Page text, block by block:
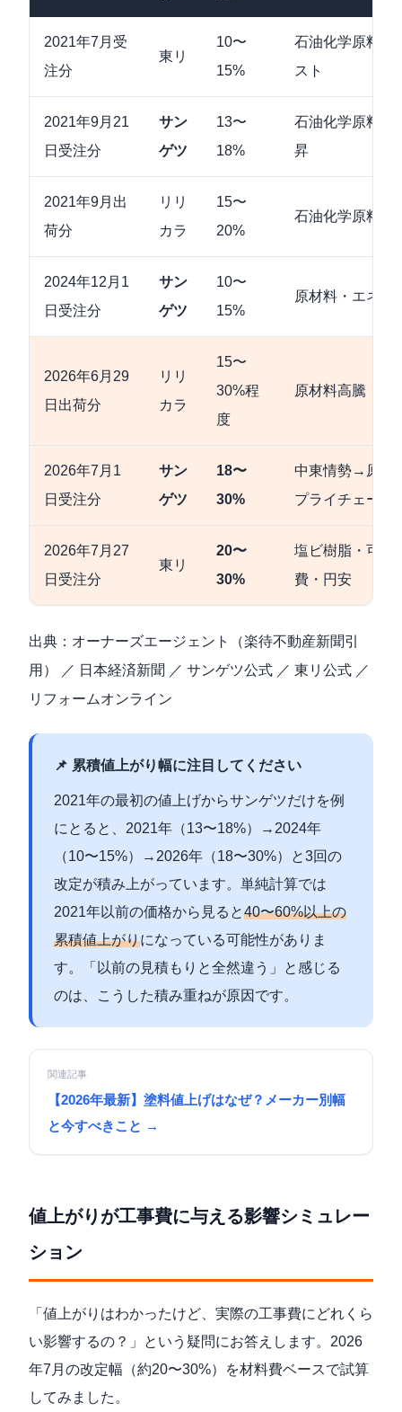
2021年7月受
注分
東リ
10〜
15%
石油化学原料の
スト
2021年9月21
日受注分
サン
ゲツ
13〜
18%
石油化学原料高
昇
2021年9月出
荷分
リリ
カラ
15〜
20%
石油化学原料・
2024年12月1
日受注分
サン
ゲツ
10〜
15%
原材料・エネル
2026年6月29
日出荷分
リリ
カラ
15〜
30%程
度
原材料高騰・物
2026年7月1
日受注分
サン
ゲツ
18〜
30%
中東情勢→原油
プライチェーン
2026年7月27
日受注分
東リ
20〜
30%
塩ビ樹脂・可塑
費・円安
出典： オーナーズエージェント（楽待不動産新聞引
用）
／ 日本経済新聞 ／ サンゲツ公式 ／ 東リ公式 ／
リフォームオンライン
📌 累積値上がり幅に注目してください
2021年の最初の値上げからサンゲツだけを例
にとると、2021年（13〜18%）→2024年
（10〜15%）→2026年（18〜30%）と3回の
改定が積み上がっています。単純計算では
2021年以前の価格から見ると40〜60%以上の
累積値上がりになっている可能性がありま
す。「以前の見積もりと全然違う」と感じる
のは、こうした積み重ねが原因です。
関連記事
【2026年最新】塗料値上げはなぜ？メーカー別幅
と今すべきこと →
値上がりが工事費に与える影響シミュレー
ション
「値上がりはわかったけど、実際の工事費にどれくら
い影響するの？」という疑問にお答えします。2026
年7月の改定幅（約20〜30%）を材料費ベースで試算
してみました。